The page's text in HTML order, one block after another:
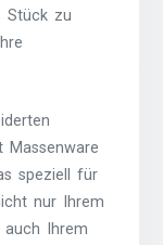
Stück zu
Massenware
speziell für
nur Ihrem
Ihrem